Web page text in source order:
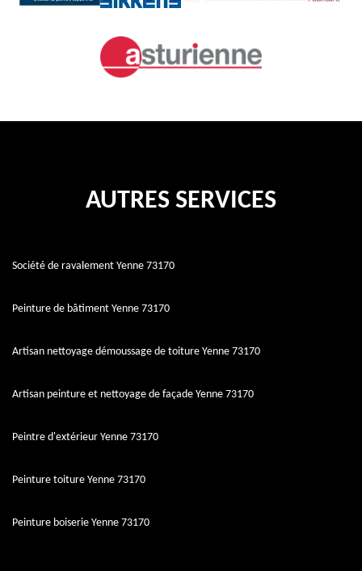
AUTRES SERVICES
Société de ravalement Yenne 73170
Peinture de bâtiment Yenne 73170
Artisan nettoyage démoussage de toiture Yenne 73170
Artisan peinture et nettoyage de façade Yenne 73170
Peintre d'extérieur Yenne 73170
Peinture toiture Yenne 73170
Peinture boiserie Yenne 73170